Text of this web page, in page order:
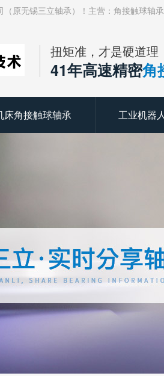
原无锡三立轴承）！主营：角接触球轴
扭矩准，才是硬道理
41年高速精密角
床角接触球轴承 工业机器